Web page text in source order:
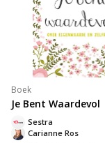
Boek
Je Bent Waardevol
Carianne Ros
Sestra